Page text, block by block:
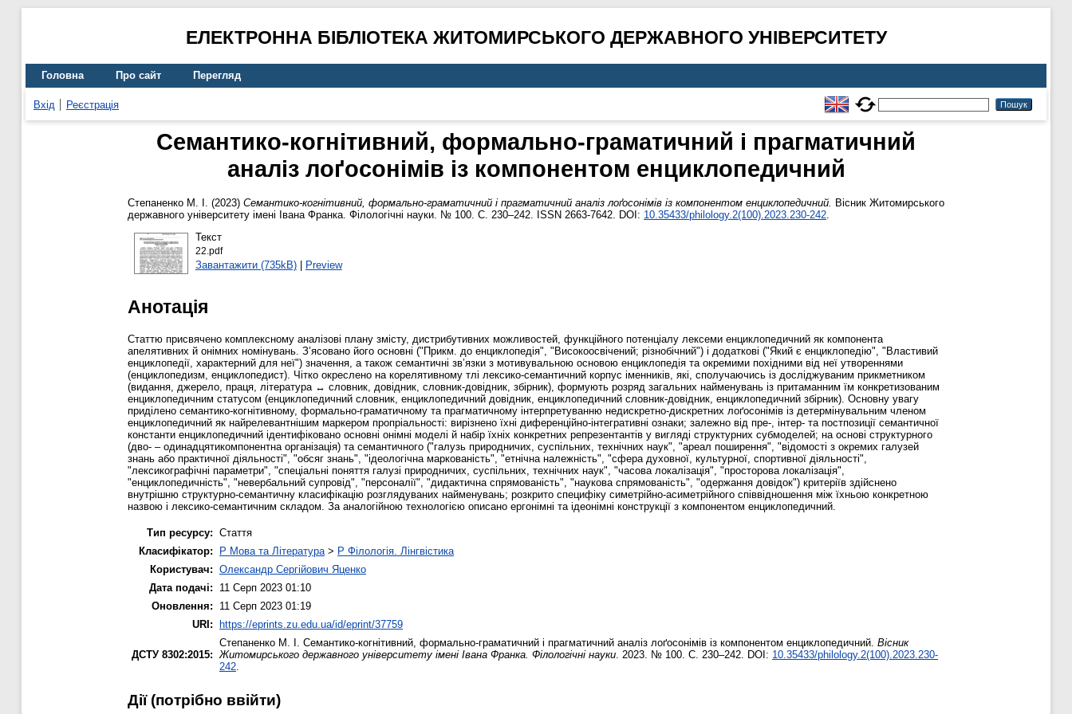
ЕЛЕКТРОННА БІБЛІОТЕКА ЖИТОМИРСЬКОГО ДЕРЖАВНОГО УНІВЕРСИТЕТУ
Головна Про сайт Перегляд
Вхід Реєстрація
Семантико-когнітивний, формально-граматичний і прагматичний
аналіз лоґосонімів із компонентом енциклопедичний
Степаненко М. І. (2023) Семантико-когнітивний, формально-граматичний і прагматичний аналіз лоґосонімів із компонентом енциклопедичний. Вісник Житомирського
державного університету імені Івана Франка. Філологічні науки. № 100. С. 230–242. ISSN 2663-7642. DOI: 10.35433/philology.2(100).2023.230-242.
Текст
22.pdf
Завантажити (735kB)| Preview
Анотація
Статтю присвячено комплексному аналізові плану змісту, дистрибутивних можливостей, функційного потенціалу лексеми енциклопедичний як компонента
апелятивних й онімних номінувань. З’ясовано його основні ("Прикм. до енциклопедія", "Високоосвічений; різнобічний") і додаткові ("Який є енциклопедію", "Властивий
енциклопедії, характерний для неї") значення, а також семантичні зв’язки з мотивувальною основою енциклопедія та окремими похідними від неї утвореннями
(енциклопедизм, енциклопедист). Чітко окреслено на корелятивному тлі лексико-семантичний корпус іменників, які, сполучаючись із досліджуваним прикметником
(видання, джерело, праця, література ↔ словник, довідник, словник-довідник, збірник), формують розряд загальних найменувань із притаманним їм конкретизованим
енциклопедичним статусом (енциклопедичний словник, енциклопедичний довідник, енциклопедичний словник-довідник, енциклопедичний збірник). Основну увагу
приділено семантико-когнітивному, формально-граматичному та прагматичному інтерпретуванню недискретно-дискретних лоґосонімів із детермінувальним членом
енциклопедичний як найрелевантнішим маркером пропріальності: вирізнено їхні диференційно-інтегративні ознаки; залежно від пре-, інтер- та постпозиції семантичної
константи енциклопедичний ідентифіковано основні онімні моделі й набір їхніх конкретних репрезентантів у вигляді структурних субмоделей; на основі структурного
(дво- – одинадцятикомпонентна організація) та семантичного ("галузь природничих, суспільних, технічних наук", "ареал поширення", "відомості з окремих галузей
знань або практичної діяльності", "обсяг знань", "ідеологічна маркованість", "етнічна належність", "сфера духовної, культурної, спортивної діяльності",
"лексикографічні параметри", "спеціальні поняття галузі природничих, суспільних, технічних наук", "часова локалізація", "просторова локалізація",
"енциклопедичність", "невербальний супровід", "персоналії", "дидактична спрямованість", "наукова спрямованість", "одержання довідок") критеріїв здійснено
внутрішню структурно-семантичну класифікацію розглядуваних найменувань; розкрито специфіку симетрійно-асиметрійного співвідношення між їхньою конкретною
назвою і лексико-семантичним складом. За аналогійною технологією описано ергонімні та ідеонімні конструкції з компонентом енциклопедичний.
Тип ресурсу: Стаття
Класифікатор:
P Мова та Література > P Філологія. Лінгвістика
Користувач: Олександр Сергійович Яценко
Дата подачі:
11 Серп 2023 01:10
Оновлення:
11 Серп 2023 01:19
URI: https://eprints.zu.edu.ua/id/eprint/37759
ДСТУ 8302:2015:
Степаненко М. І. Семантико-когнітивний, формально-граматичний і прагматичний аналіз лоґосонімів із компонентом енциклопедичний. Вісник
Житомирського державного університету імені Івана Франка. Філологічні науки . 2023. № 100. С. 230–242. DOI: 10.35433/philology.2(100).2023.230-
242
Дії ​​(потрібно ввійти)